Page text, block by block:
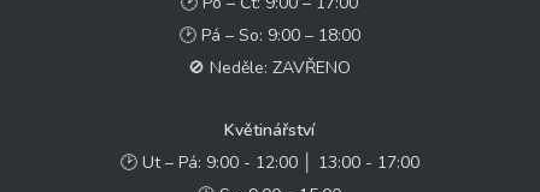
🕑 Pá – So: 9:00 – 18:00
🚫 Neděle: ZAVŘENO
Květinářství
🕑 Ut – Pá: 9:00 - 12:00 │ 13:00 - 17:00